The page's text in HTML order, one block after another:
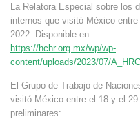
La Relatora Especial sobre los
internos que visitó México
2022. Disponible en
https://hchr.org.mx/wp/wp-
content/uploads/2023/07/
El Grupo de Trabajo de
visitó México entre el 18 y el
preliminares: